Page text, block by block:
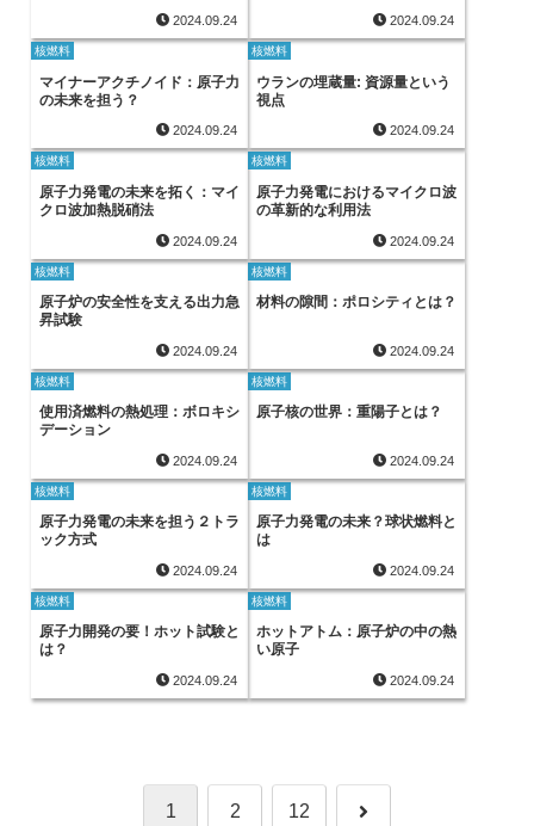
2024.09.24 2024.09.24
核燃料
マイナーアクチノイド：原子力
の未来を担う？
2024.09.24
核燃料
ウランの埋蔵量: 資源量という
視点
2024.09.24
核燃料
原子力発電の未来を拓く：マイ
クロ波加熱脱硝法
2024.09.24
核燃料
原子力発電におけるマイクロ波
の革新的な利用法
2024.09.24
核燃料
原子炉の安全性を支える出力急
昇試験
2024.09.24
核燃料
材料の隙間：ポロシティとは？
2024.09.24
核燃料
使用済燃料の熱処理：ボロキシ
デーション
2024.09.24
核燃料
原子核の世界：重陽子とは？
2024.09.24
核燃料
原子力発電の未来を担う２トラ
ック方式
2024.09.24
核燃料
原子力発電の未来？球状燃料と
は
2024.09.24
核燃料
原子力開発の要！ホット試験と
は？
2024.09.24
核燃料
ホットアトム：原子炉の中の熱
い原子
2024.09.24
1 2 12 次